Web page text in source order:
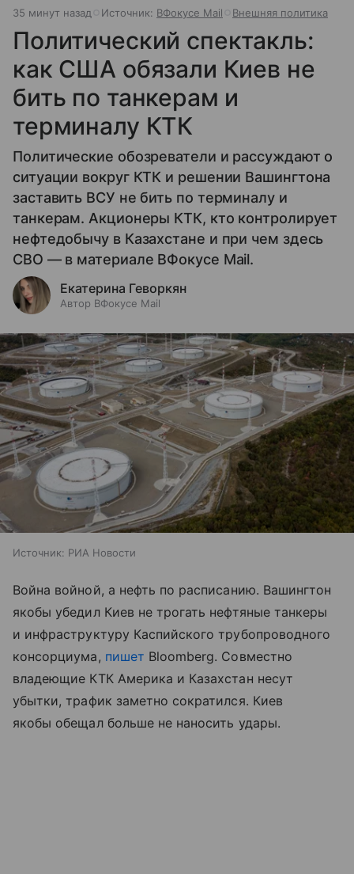
35 минут назад Источник: ВФокусе Mail Внешняя политика
Политический спектакль:
как США обязали Киев не
бить по танкерам и
терминалу КТК
Политические обозреватели и рассуждают о
ситуации вокруг КТК и решении Вашингтона
заставить ВСУ не бить по терминалу и
танкерам. Акционеры КТК, кто контролирует
нефтедобычу в Казахстане и при чем здесь
СВО — в материале ВФокусе Mail.
Екатерина Геворкян
Автор ВФокусе Mail
Источник: РИА Новости
Война войной, а нефть по расписанию. Вашингтон
якобы убедил Киев не трогать нефтяные танкеры
и инфраструктуру Каспийского трубопроводного
консорциума, пишет Bloomberg. Совместно
владеющие КТК Америка и Казахстан несут
убытки, трафик заметно сократился. Киев
якобы обещал больше не наносить удары.